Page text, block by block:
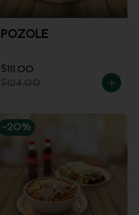
POZOLE
$111.00
$124.00
-20%